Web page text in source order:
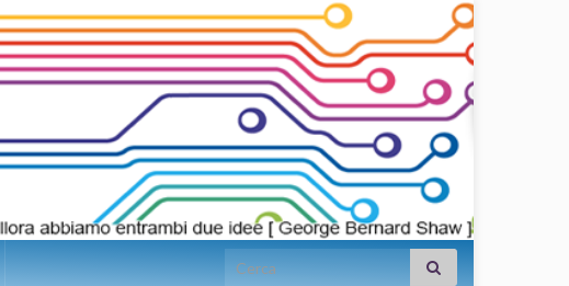
Search for: